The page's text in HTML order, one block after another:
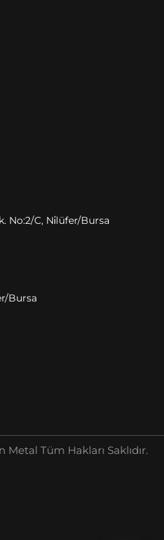
No:2/C, Ni̇lüfer/Bursa
Bursa
Tüm Hakları Saklıdır.